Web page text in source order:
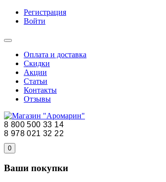
Регистрация
Войти
Оплата и доставка
Скидки
Акции
Статьи
Контакты
Отзывы
8 800 500 33 14
8 978 021 32 22
0
Ваши покупки